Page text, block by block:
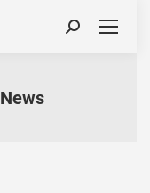
News